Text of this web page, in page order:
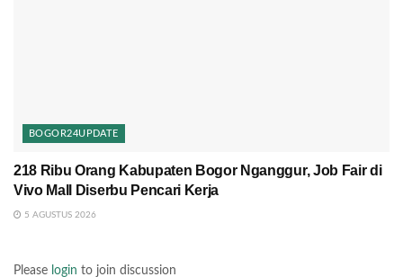
BOGOR24UPDATE
218 Ribu Orang Kabupaten Bogor Nganggur, Job Fair di
Vivo Mall Diserbu Pencari Kerja
5 AGUSTUS 2026
Please login to join discussion